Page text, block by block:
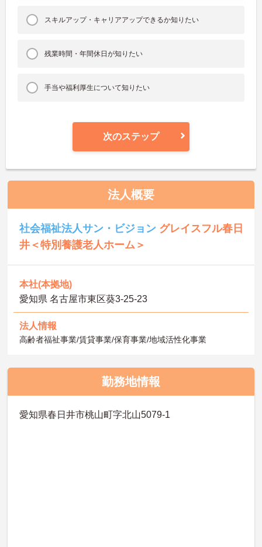
スキルアップ・キャリアアップできるか知りたい
残業時間・年間休日が知りたい
手当や福利厚生について知りたい
次のステップ
法人概要
社会福祉法人サン・ビジョン グレイスフル春日
井＜特別養護老人ホーム＞
本社(本拠地)
愛知県 名古屋市東区葵3-25-23
法人情報
高齢者福祉事業/賃貸事業/保育事業/地域活性化事業
勤務地情報
愛知県春日井市桃山町字北山5079-1